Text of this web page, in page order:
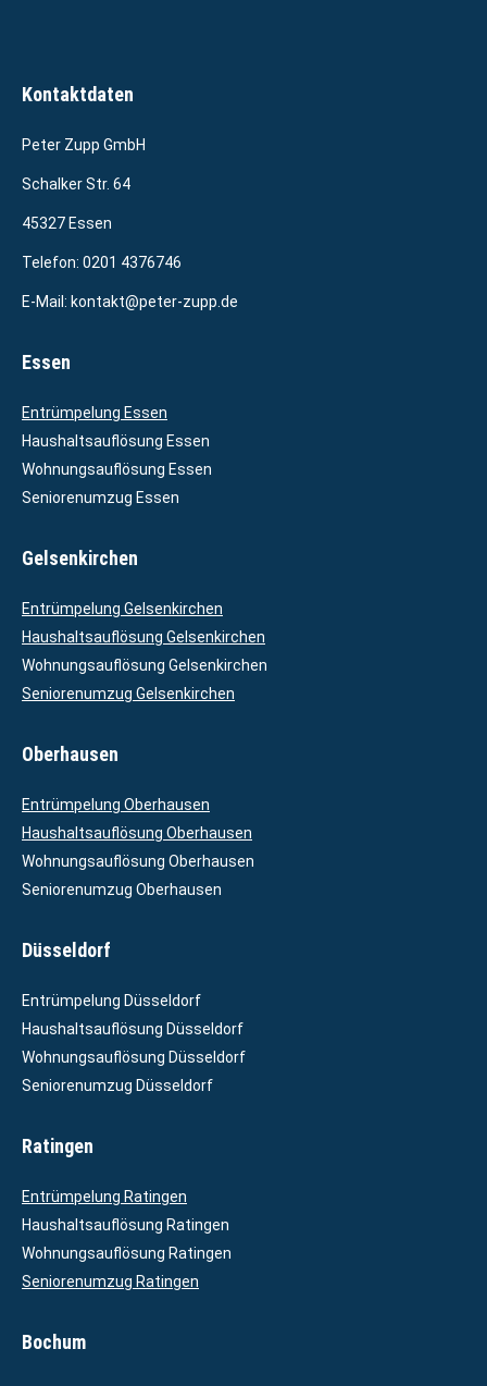
Kontaktdaten
Peter Zupp GmbH
Schalker Str. 64
45327 Essen
Telefon: 0201 4376746
E-Mail: kontakt@peter-zupp.de
Essen
Entrümpelung Essen
Haushaltsauflösung Essen
Wohnungsauflösung Essen
Seniorenumzug Essen
Gelsenkirchen
Entrümpelung Gelsenkirchen
Haushaltsauflösung Gelsenkirchen
Wohnungsauflösung Gelsenkirchen
Seniorenumzug Gelsenkirchen
Oberhausen
Entrümpelung Oberhausen
Haushaltsauflösung Oberhausen
Wohnungsauflösung Oberhausen
Seniorenumzug Oberhausen
Düsseldorf
Entrümpelung Düsseldorf
Haushaltsauflösung Düsseldorf
Wohnungsauflösung Düsseldorf
Seniorenumzug Düsseldorf
Ratingen
Entrümpelung Ratingen
Haushaltsauflösung Ratingen
Wohnungsauflösung Ratingen
Seniorenumzug Ratingen
Bochum